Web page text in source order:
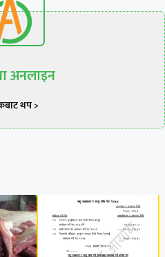
अनलाइन
थप >